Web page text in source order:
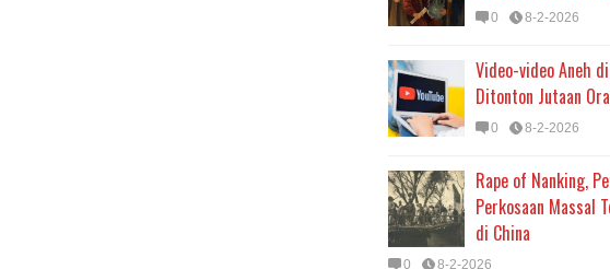
0 8-2-2026
Video-video Aneh
Ditonton Jutaan
0 8-2-2026
Rape of Nanking,
Perkosaan Massal
di China
0 8-2-2026